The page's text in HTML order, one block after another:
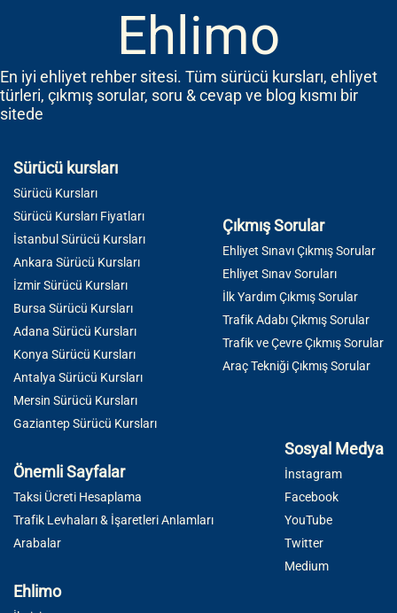
Ehlimo
En iyi ehliyet rehber sitesi. Tüm sürücü kursları, ehliyet
türleri, çıkmış sorular, soru & cevap ve blog kısmı bir
sitede
Sürücü kursları
Sürücü Kursları
Sürücü Kursları Fiyatları
İstanbul Sürücü Kursları
Ankara Sürücü Kursları
İzmir Sürücü Kursları
Bursa Sürücü Kursları
Adana Sürücü Kursları
Konya Sürücü Kursları
Antalya Sürücü Kursları
Mersin Sürücü Kursları
Gaziantep Sürücü Kursları
Çıkmış Sorular
Ehliyet Sınavı Çıkmış Sorular
Ehliyet Sınav Soruları
İlk Yardım Çıkmış Sorular
Trafik Adabı Çıkmış Sorular
Trafik ve Çevre Çıkmış Sorular
Araç Tekniği Çıkmış Sorular
Önemli Sayfalar
Taksi Ücreti Hesaplama
Trafik Levhaları & İşaretleri Anlamları
Arabalar
Sosyal Medya
İnstagram
Facebook
YouTube
Twitter
Medium
Ehlimo